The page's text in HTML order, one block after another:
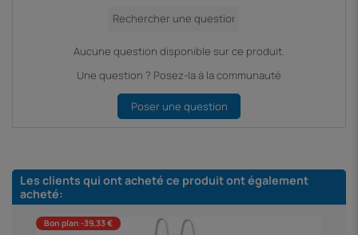
Aucune question disponible sur ce produit.
Une question ? Posez-la à la communauté
Poser une question
Les clients qui ont acheté ce produit ont également
acheté:
Bon plan -39,33 €